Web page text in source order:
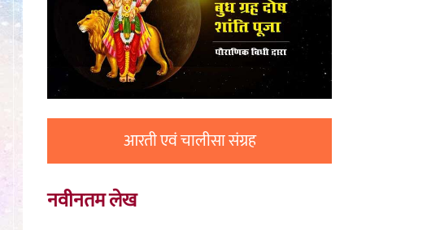
आरती एवं चालीसा संग्रह
नवीनतम लेख